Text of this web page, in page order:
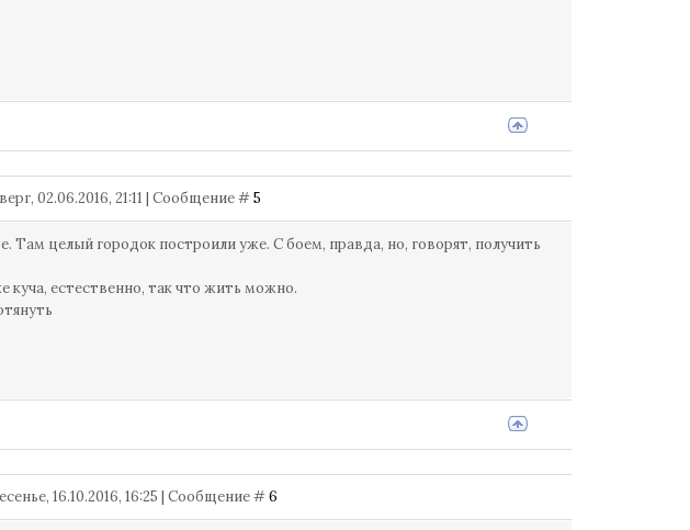
02.06.2016, 21:11 | Сообщение #5
целый городок построили уже. С боем, правда, но, говорят, получить
куча, естественно, так что жить можно.
16.10.2016, 16:25 | Сообщение #6